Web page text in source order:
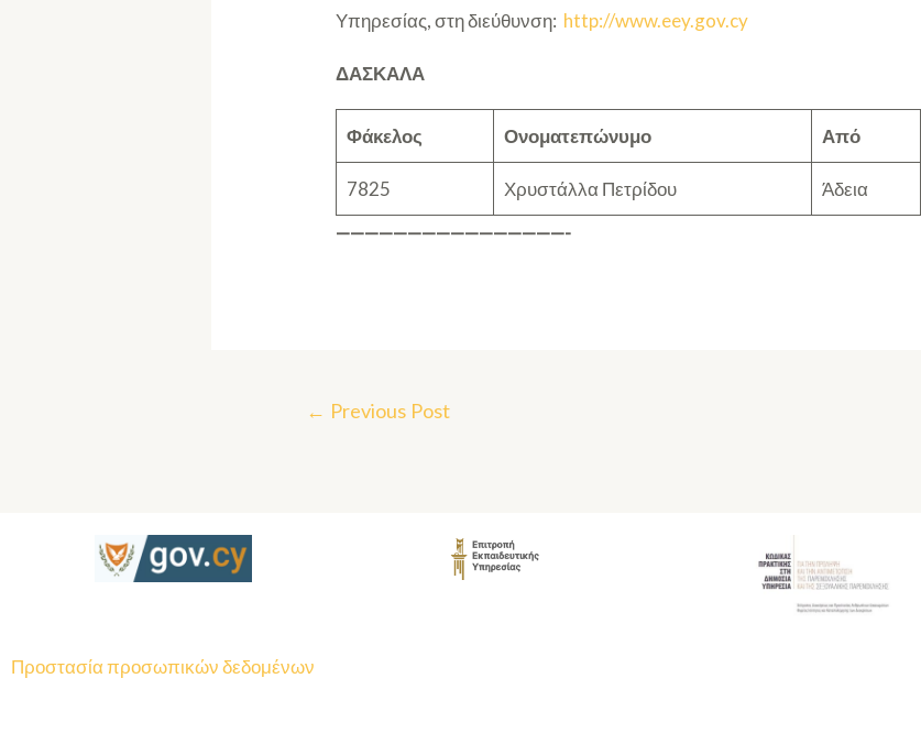
Υπηρεσίας, στη διεύθυνση: http://www.eey.gov.cy
ΔΑΣΚΑΛΑ
Φάκελος Ονοματεπώνυμο Από
7825 Χρυστάλλα Πετρίδου Άδεια
————————————————-
← Previous Post
Προστασία προσωπικών δεδομένων